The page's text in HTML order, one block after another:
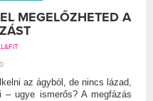
MEGELŐZHETED A
0
az ágyból, de nincs lázad,
– ugye ismerős? A megfázás